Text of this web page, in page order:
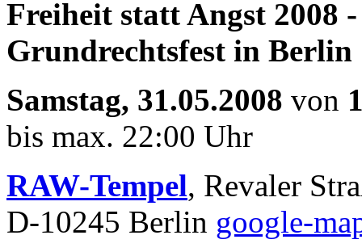
Freiheit statt Angst 2008 -
Grundrechtsfest in Berlin
Samstag, 31.05.2008 von
bis max. 22:00 Uhr
RAW-Tempel, Revaler
D-10245 Berlin google-